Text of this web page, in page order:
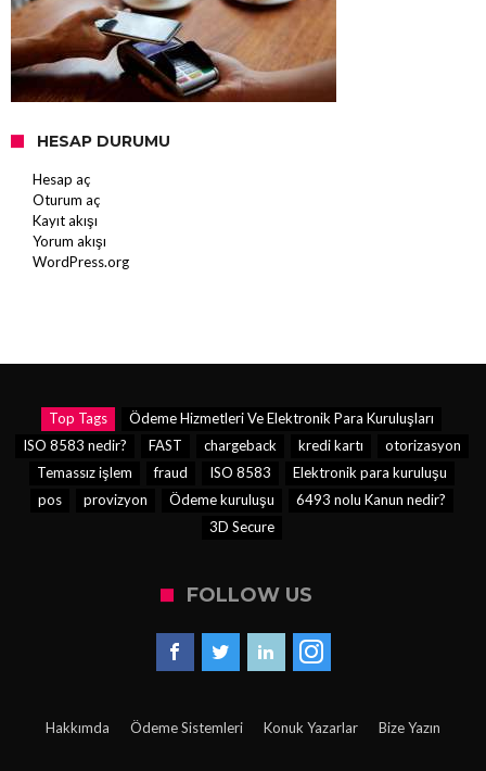
HESAP DURUMU
Hesap aç
Oturum aç
Kayıt akışı
Yorum akışı
WordPress.org
Top Tags
Ödeme Hizmetleri Ve Elektronik Para Kuruluşları
ISO 8583 nedir?
FAST chargeback kredi kartı
otorizasyon
Temassız işlem
fraud ISO 8583
Elektronik para kuruluşu
pos
provizyon Ödeme kuruluşu
6493 nolu Kanun nedir?
3D Secure
FOLLOW US
Hakkımda Ödeme Sistemleri Konuk Yazarlar Bize Yazın